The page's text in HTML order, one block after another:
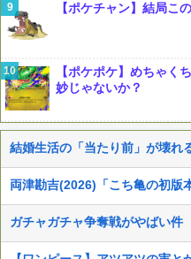
【ポケチャン】結局こ
【ポケポケ】めちゃく
妙じゃないか？
結婚生活の「当たり前」が壊れ
ガチャガチャ争奪戦がやばい件